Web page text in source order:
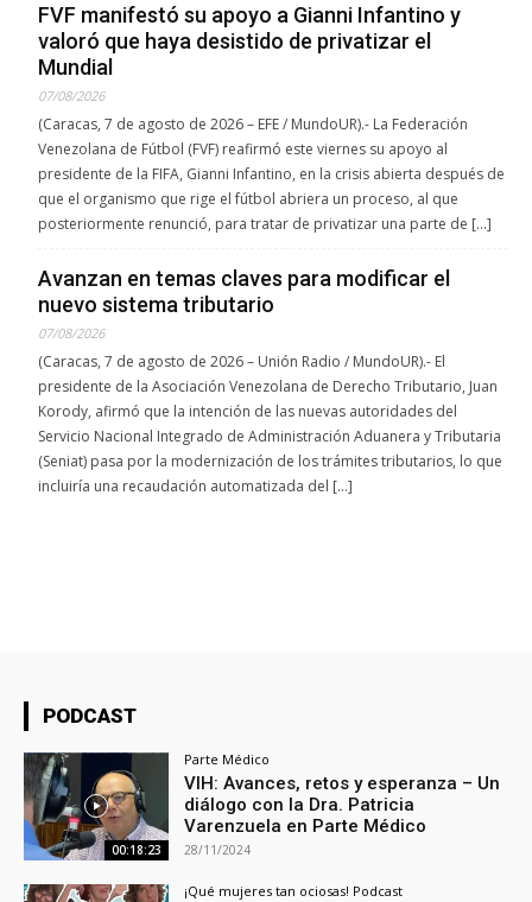
FVF manifestó su apoyo a Gianni Infantino y
valoró que haya desistido de privatizar el
Mundial
07/08/2026
(Caracas, 7 de agosto de 2026 – EFE / MundoUR).- La Federación
Venezolana de Fútbol (FVF) reafirmó este viernes su apoyo al
presidente de la FIFA, Gianni Infantino, en la crisis abierta después de
que el organismo que rige el fútbol abriera un proceso, al que
posteriormente renunció, para tratar de privatizar una parte de […]
Avanzan en temas claves para modificar el
nuevo sistema tributario
07/08/2026
(Caracas, 7 de agosto de 2026 – Unión Radio / MundoUR).- El
presidente de la Asociación Venezolana de Derecho Tributario, Juan
Korody, afirmó que la intención de las nuevas autoridades del
Servicio Nacional Integrado de Administración Aduanera y Tributaria
(Seniat) pasa por la modernización de los trámites tributarios, lo que
incluiría una recaudación automatizada del […]
PODCAST
00:18:23
Parte Médico
VIH: Avances, retos y esperanza – Un
diálogo con la Dra. Patricia
Varenzuela en Parte Médico
28/11/2024
¡Qué mujeres tan ociosas! Podcast